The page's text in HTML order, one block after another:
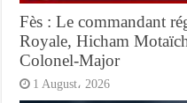
Fès : Le commandant
Royale, Hicham
Colonel-Major
1 August، 2026